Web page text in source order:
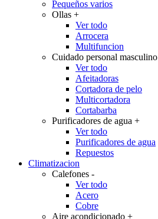
Pequeños varios
Ollas +
Ver todo
Arrocera
Multifuncion
Cuidado personal masculino
Ver todo
Afeitadoras
Cortadora de pelo
Multicortadora
Cortabarba
Purificadores de agua +
Ver todo
Purificadores de agua
Repuestos
Climatizacion
Calefones -
Ver todo
Acero
Cobre
Aire acondicionado +